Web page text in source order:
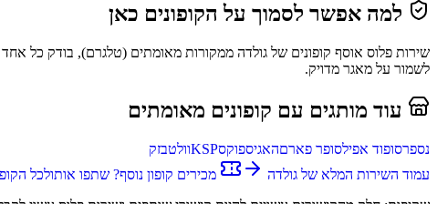
למה אפשר לסמוך על הקופונים כאן
שירות פלוס אוסף קופונים של גולדה ממקורות מאומתים (טלגרם), בודק כל אחד
לשמור על מאגר מדויק.
עוד מותגים עם קופונים מאומתים
נספרסופוד אפילסופר פארםהאגיספוקסKSPוולטבזק
עמוד השירות המלא של גולדה מכירים קופון נוסף? שתפו אותולכל